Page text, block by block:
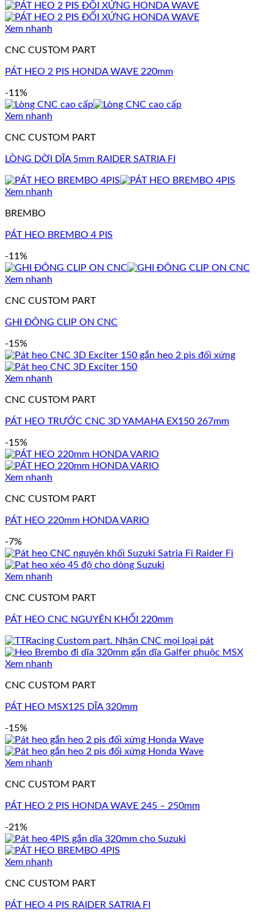
Xem nhanh
CNC CUSTOM PART
PÁT HEO 2 PIS HONDA WAVE 220mm
-11%
Xem nhanh
CNC CUSTOM PART
LÒNG DỜI DĨA 5mm RAIDER SATRIA FI
Xem nhanh
BREMBO
PÁT HEO BREMBO 4 PIS
-11%
Xem nhanh
CNC CUSTOM PART
GHI ĐÔNG CLIP ON CNC
-15%
Xem nhanh
CNC CUSTOM PART
PÁT HEO TRƯỚC CNC 3D YAMAHA EX150 267mm
-15%
Xem nhanh
CNC CUSTOM PART
PÁT HEO 220mm HONDA VARIO
-7%
Xem nhanh
CNC CUSTOM PART
PÁT HEO CNC NGUYÊN KHỐI 220mm
Xem nhanh
CNC CUSTOM PART
PÁT HEO MSX125 DĨA 320mm
-15%
Xem nhanh
CNC CUSTOM PART
PÁT HEO 2 PIS HONDA WAVE 245 – 250mm
-21%
Xem nhanh
CNC CUSTOM PART
PÁT HEO 4 PIS RAIDER SATRIA FI